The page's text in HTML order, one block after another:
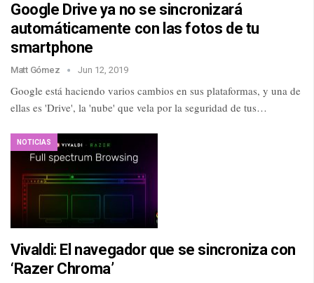
Google Drive ya no se sincronizará
automáticamente con las fotos de tu
smartphone
Matt Gómez Jun 12, 2019
Google está haciendo varios cambios en sus plataformas, y una de
ellas es 'Drive', la 'nube' que vela por la seguridad de tus…
NOTICIAS
Vivaldi: El navegador que se sincroniza con
‘Razer Chroma’